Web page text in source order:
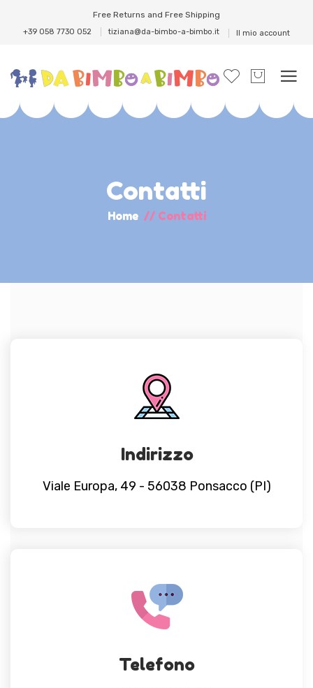
Free Returns and Free Shipping
+39 058 7730 052 tiziana@da-bimbo-a-bimbo.it Il mio account
Contatti
Home // Contatti
Indirizzo
Viale Europa, 49 - 56038 Ponsacco (PI)
Telefono